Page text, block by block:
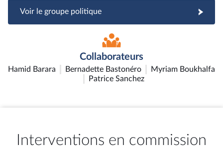
Voir le groupe politique
Collaborateurs
Hamid Barara Bernadette Bastonéro
Myriam Boukhalfa
Patrice Sanchez
Interventions en commission